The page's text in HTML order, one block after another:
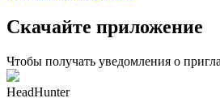
Скачайте приложение
Чтобы получать уведомления о
HeadHunter